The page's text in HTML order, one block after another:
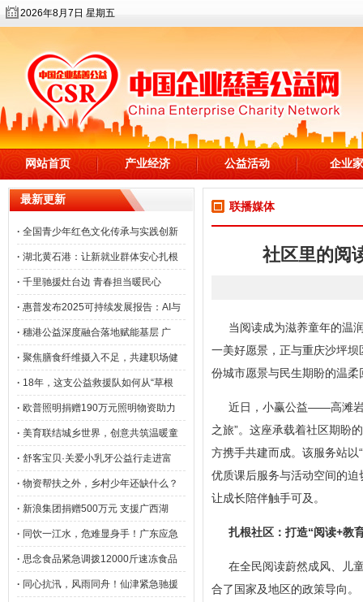
2026年8月7日 星期五
网站首页 产业经济 公益活动 企业家
最新更新
· 全国青少年红色文化传承与实践创新
· 湖北黄石港：让新就业群体安心扎根
· 千里驰援灶台边 青春担当暖民心
· 惠普发布2025可持续发展报告：AI与
· 穗港公益深度融合落地赋能基层 广
· 聚焦膳食纤维摄入不足，共建职场健
· 18年，这支公益救援队如何从“草根
· 欧普照明捐赠190万元照明物资助力
· 美育联结城乡世界，创意共筑温暖童
· 舒客宝贝·关爱小乳牙公益行走进富
· 物资帮扶之外，乡村少年还缺什么？
· 新浪集团捐赠500万元 支援广西湖
· 同饮一江水，危难显身手！广东应急
· 思念食品紧急调拨12000斤速冻食品
· 同心抗汛，风雨同舟！仙津紧急驰援
联播媒体
社区里的阅
当阅读成为滋养童年的温
一美好愿景，正与重庆沙坪
份城市愿景与民生期盼的温柔
近日，小赢公益——高滩岩
之旅”。这座承载着社区期盼
方携手共建而成。该服务站
优质课后服务与活动空间的
让成长陪伴触手可及。
扎根社区：打造“阅读+教
在全民阅读蔚然成风、儿
合了国家及地区的政策导向